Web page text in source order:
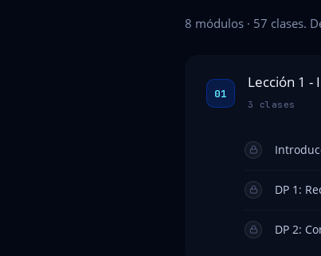
8 módulos · 57 clases.
01
Lección 1 -
3 clases
DP 1:
DP 2: